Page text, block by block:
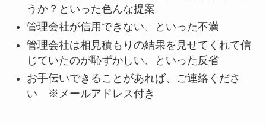
うか？といった色んな提案
管理会社が信用できない、といった不満
管理会社は相見積もりの結果を見せてくれて信
じていたのが恥ずかしい、といった反省
お手伝いできることがあれば、ご連絡くださ
い ※メールアドレス付き